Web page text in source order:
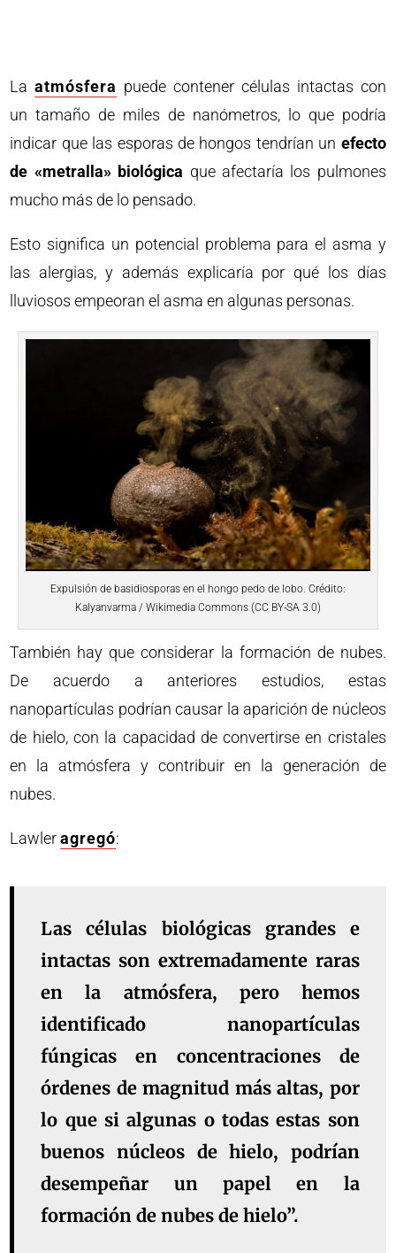
Laatmósfera puede contener células intactas con
un tamaño de miles de nanómetros, lo que podría
indicar que las esporas de hongos tendrían un efecto
de «metralla» biológica que afectaría los pulmones
mucho más de lo pensado.
Esto significa un potencial problema para el asma y
las alergias, y además explicaría por qué los días
lluviosos empeoran el asma en algunas personas.
Expulsión de basidiosporas en el hongo pedo de lobo. Crédito:
Kalyanvarma / Wikimedia Commons (CC BY-SA 3.0)
También hay que considerar la formación de nubes.
De acuerdo a anteriores estudios, estas
nanopartículas podrían causar la aparición de núcleos
de hielo, con la capacidad de convertirse en cristales
en la atmósfera y contribuir en la generación de
nubes.
Lawleragregó:
Las células biológicas grandes e
intactas son extremadamente raras
en la atmósfera, pero hemos
identificado nanopartículas
fúngicas en concentraciones de
órdenes de magnitud más altas, por
lo que si algunas o todas estas son
buenos núcleos de hielo, podrían
desempeñar un papel en la
formación de nubes de hielo”.